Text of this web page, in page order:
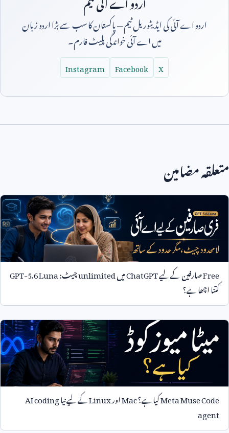
اردو اے آئی کی ایڈیٹوریل ٹیم — پاکستان کا سب سے بڑا اردو زبان
میں اے آئی خواندگی پلیٹ فارم۔
X
Facebook
Instagram
متعلقہ مضامین
Freeصارفین کے لیےChatGPTمیںunlimitedچیٹ:GPT-5.6 Luna
کتنا اچھا ہے؟
Meta Muse Codeکیا ہے؟MacاورLinuxکے لیے نیاAI coding
agent